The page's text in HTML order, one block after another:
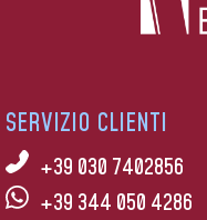
SERVIZIO CLIENTI
+39 030 7402856
+39 344 050 4286